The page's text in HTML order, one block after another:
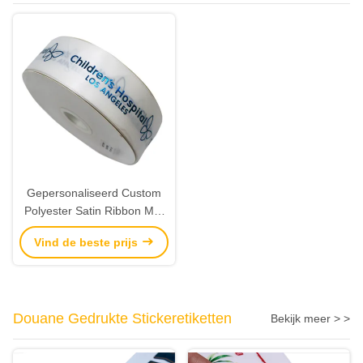
Gepersonaliseerd Custom
Polyester Satin Ribbon Met
Blauw Folie Logo
Vind de beste prijs
Douane Gedrukte Stickeretiketten Bekijk meer > >